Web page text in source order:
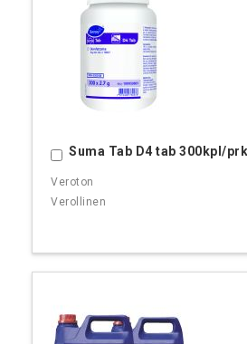
Suma Tab D4 tab 300kpl/prk
Ostoskoriin